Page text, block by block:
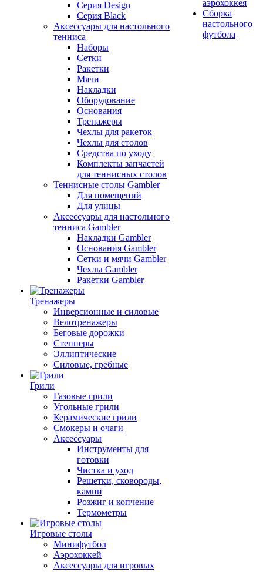
Серия Design
Серия Black
Аксессуары для настольного
тенниса
Наборы
Сетки
Ракетки
Мячи
Накладки
Оборудование
Основания
Тренажеры
Чехлы для ракеток
Чехлы для столов
Средства по уходу
Комплекты запчастей
для теннисных столов
Теннисные столы Gambler
Для помещений
Для улицы
Аксессуары для настольного
тенниса Gambler
Накладки Gambler
Основания Gambler
Сетки и мячи Gambler
Чехлы Gambler
Ракетки Gambler
Тренажеры
Инверсионные и силовые
Велотренажеры
Беговые дорожки
Степперы
Эллиптические
Силовые, гребные
Грили
Газовые грили
Угольные грили
Керамические грили
Смокеры и очаги
Аксессуары
Инструменты для
готовки
Чистка и уход
Решетки, сковороды,
камни
Розжиг и копчение
Термометры
Игровые столы
Минифутбол
Аэрохоккей
Аксессуары для игровых
аэрохоккея
Сборка
настольного
футбола